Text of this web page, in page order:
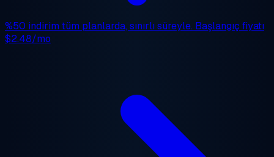
%50 indirim tüm planlarda, sınırlı süreyle. Başlangıç fiyatı
$2.48/mo